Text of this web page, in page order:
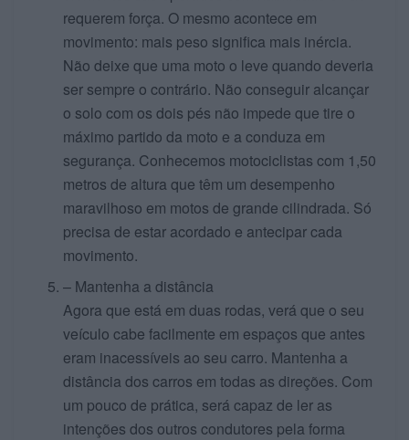
requerem força. O mesmo acontece em
movimento: mais peso significa mais inércia.
Não deixe que uma moto o leve quando deveria
ser sempre o contrário. Não conseguir alcançar
o solo com os dois pés não impede que tire o
máximo partido da moto e a conduza em
segurança. Conhecemos motociclistas com 1,50
metros de altura que têm um desempenho
maravilhoso em motos de grande cilindrada. Só
precisa de estar acordado e antecipar cada
movimento.
– Mantenha a distância
Agora que está em duas rodas, verá que o seu
veículo cabe facilmente em espaços que antes
eram inacessíveis ao seu carro. Mantenha a
distância dos carros em todas as direções. Com
um pouco de prática, será capaz de ler as
intenções dos outros condutores pela forma